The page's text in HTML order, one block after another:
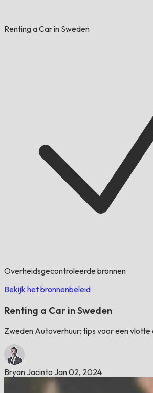
Renting a Car in Sweden
Overheidsgecontroleerde bronnen
Bekijk het bronnenbeleid
Renting a Car in Sweden
Zweden Autoverhuur: tips voor een vlotte
Bryan Jacinto Jan 02, 2024